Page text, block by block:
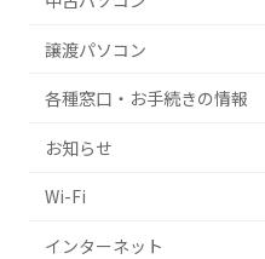
譲渡パソコン
各種窓口・お手続きの情報
お知らせ
Wi-Fi
インターネット